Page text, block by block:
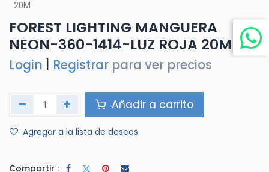
20M
FOREST LIGHTING MANGUERA
NEON-360-1414-LUZ ROJA 20M
Login Registrar para ver precios
Añadir a carrito
Agregar a la lista de deseos
Compartir :